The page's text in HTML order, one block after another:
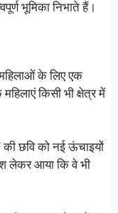
भूमिका निभाते हैं।
के लिए एक
किसी भी क्षेत्र में
छवि को नई ऊंचाइयों
लेकर आया कि वे भी